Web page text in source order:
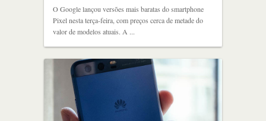
O Google lançou versões mais baratas do smartphone
Pixel nesta terça-feira, com preços cerca de metade do
valor de modelos atuais. A ...